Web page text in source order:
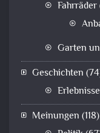
Fahrräder
Garten
Geschichten
Erlebnisse
Meinungen (118)